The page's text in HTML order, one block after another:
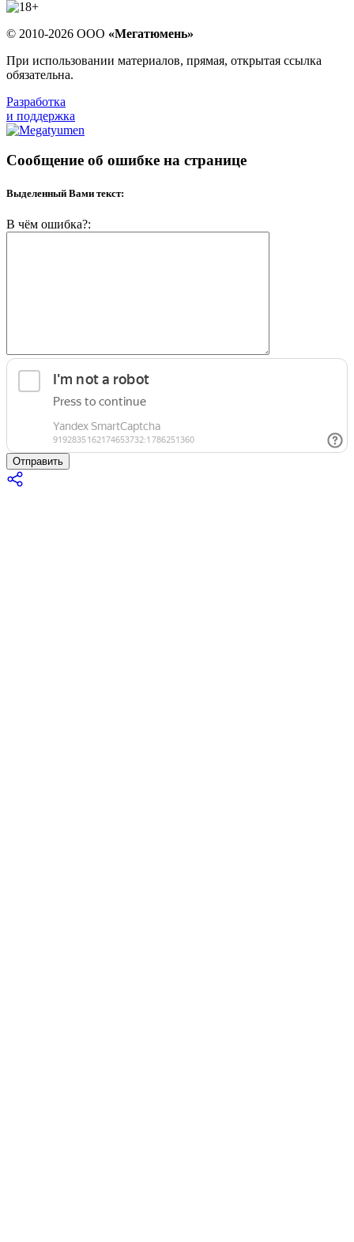
© 2010-2026 ООО «Мегатюмень»
При использовании материалов, прямая, открытая ссылка
обязательна.
Разработка
и поддержка
Сообщение об ошибке на странице
Выделенный Вами текст:
В чём ошибка?:
Отправить